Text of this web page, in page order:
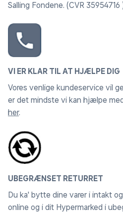
Salling Fondene. (CVR 35954716
VI ER KLAR TIL AT HJÆLPE DIG
Vores venlige kundeservice vil
er det mindste vi kan hjælpe
her.
UBEGRÆNSET RETURRET
Du ka' bytte dine varer i intakt
online og i dit Hypermarked i